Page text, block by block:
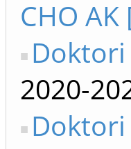
CHO
Doktori
2020-
Doktori